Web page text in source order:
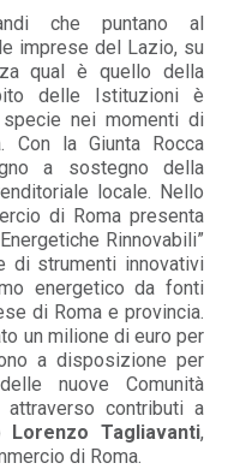
che puntano al
imprese del Lazio, su
qual è quello della
delle Istituzioni è
nei momenti di
Con la Giunta Rocca
a sostegno della
locale. Nello
di Roma presenta
Rinnovabili”
di strumenti innovativi
energetico da fonti
di Roma e provincia.
un milione di euro per
a disposizione per
nuove Comunità
attraverso contributi a
Lorenzo Tagliavanti,
di Roma.